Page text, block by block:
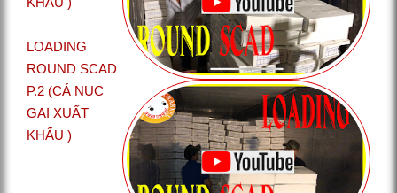
LOADING
ROUND SCAD
P.2 (CÁ NỤC
GAI XUẤT
KHẨU )